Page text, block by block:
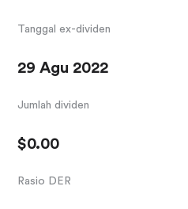
Tanggal ex-dividen
29 Agu 2022
Jumlah dividen
$0.00
Rasio DER